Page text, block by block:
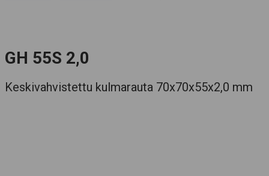
GH 55S 2,0
Keskivahvistettu kulmarauta 70x70x55x2,0 mm